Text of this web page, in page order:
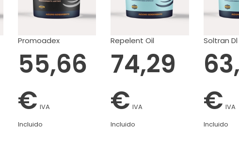
Promoadex
55,66
€ IVA
Incluido
Repelent Oil
74,29
€ IVA
Incluido
Soltran Dl
€ IVA
Incluido